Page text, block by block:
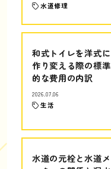
水道修理
和式トイレを洋式に
作り変える際の標準
的な費用の内訳
2026.07.06
生活
水道の元栓と水道メ